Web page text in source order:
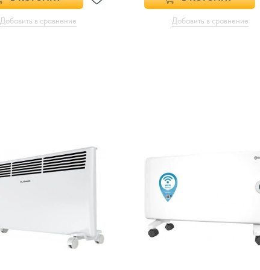
Добавить в сравнение Добавить в сравнение